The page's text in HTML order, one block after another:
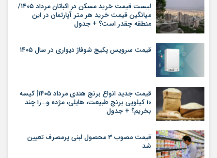
لیست قیمت خرید مسکن در اکباتان مرداد ۱۴۰۵/
میانگین قیمت خرید هر متر آپارتمان در این
منطقه چقدر است؟ + جدول
قیمت سرویس پکیج شوفاژ دیواری در سال ۱۴۰۵
قیمت جدید انواع برنج هندی مرداد ۱۴۰۵| کیسه
۱۰ کیلویی برنج طبیعت، هایلی، مژده و…را چند
بخریم؟ + جدول
قیمت مصوب ۳ محصول لبنی پرمصرف تعیین
شد